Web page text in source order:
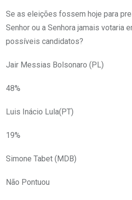
Se as eleições fossem hoje para
Senhor ou a Senhora jamais votaria
possíveis candidatos?
Jair Messias Bolsonaro (PL)
48%
Luis Inácio Lula(PT)
19%
Simone Tabet (MDB)
Não Pontuou